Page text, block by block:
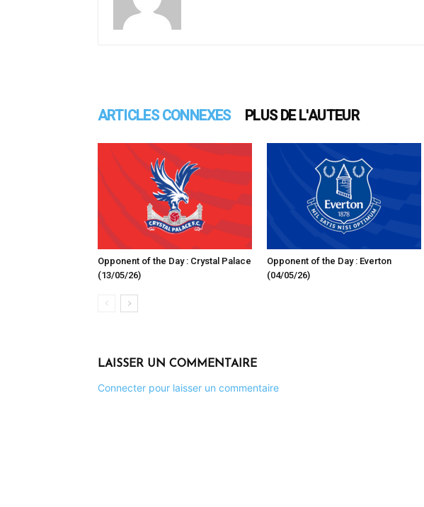
ARTICLES CONNEXES PLUS DE L'AUTEUR
Opponent of the Day : Crystal Palace
(13/05/26)
Opponent of the Day : Everton
(04/05/26)
LAISSER UN COMMENTAIRE
Connecter pour laisser un commentaire